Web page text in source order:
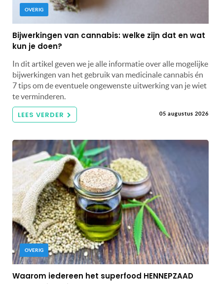
OVERIG
Bijwerkingen van cannabis: welke zijn dat en wat
kun je doen?
In dit artikel geven we je alle informatie over alle mogelijke
bijwerkingen van het gebruik van medicinale cannabis én
7 tips om de eventuele ongewenste uitwerking van je wiet
te verminderen.
LEES VERDER 05 augustus 2026
OVERIG
Waarom iedereen het superfood HENNEPZAAD